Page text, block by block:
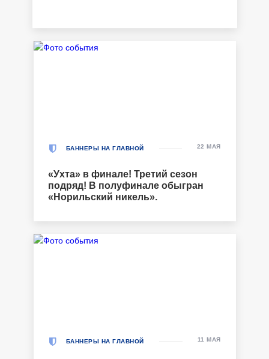
БАННЕРЫ НА ГЛАВНОЙ
«Ухта» в финале! Третий сезон
подряд! В полуфинале обыгран
«Норильский никель».
22 МАЯ
БАННЕРЫ НА ГЛАВНОЙ 11 МАЯ